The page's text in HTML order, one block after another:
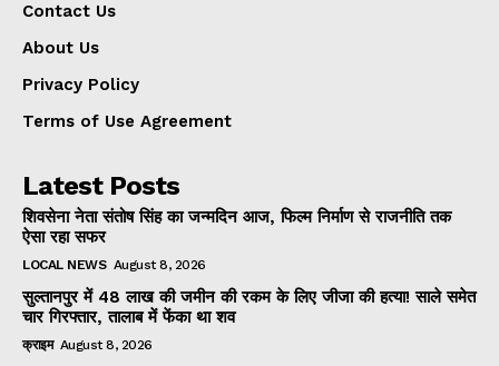
Contact Us
About Us
Privacy Policy
Terms of Use Agreement
Latest Posts
शिवसेना नेता संतोष सिंह का जन्मदिन आज, फिल्म निर्माण से राजनीति तक
ऐसा रहा सफर
LOCAL NEWS August 8, 2026
सुल्तानपुर में 48 लाख की जमीन की रकम के लिए जीजा की हत्या! साले समेत
चार गिरफ्तार, तालाब में फेंका था शव
क्राइम August 8, 2026